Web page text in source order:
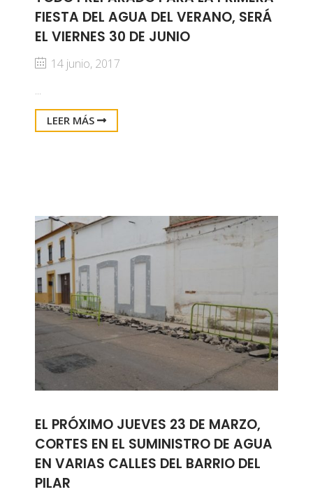
FIESTA DEL AGUA DEL VERANO, SERÁ
EL VIERNES 30 DE JUNIO
14 junio, 2017
...
LEER MÁS
EL PRÓXIMO JUEVES 23 DE MARZO,
CORTES EN EL SUMINISTRO DE AGUA
EN VARIAS CALLES DEL BARRIO DEL
PILAR